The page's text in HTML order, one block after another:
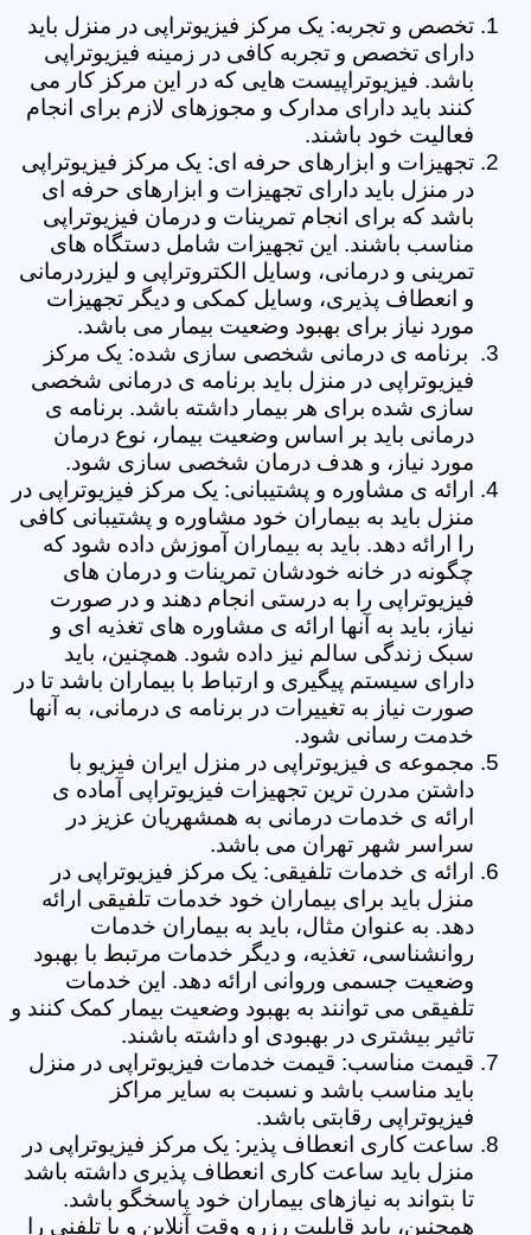
تخصص و تجربه: یک مرکز فیزیوتراپی در منزل باید
دارای تخصص و تجربه کافی در زمینه فیزیوتراپی
باشد. فیزیوتراپیست هایی که در این مرکز کار می
کنند باید دارای مدارک و مجوزهای لازم برای انجام
فعالیت خود باشند.
تجهیزات و ابزارهای حرفه ای: یک مرکز فیزیوتراپی
در منزل باید دارای تجهیزات و ابزارهای حرفه ای
باشد که برای انجام تمرینات و درمان فیزیوتراپی
مناسب باشند. این تجهیزات شامل دستگاه های
تمرینی و درمانی، وسایل الکتروتراپی و لیزردرمانی
و انعطاف پذیری، وسایل کمکی و دیگر تجهیزات
مورد نیاز برای بهبود وضعیت بیمار می باشد.
برنامه ی درمانی شخصی سازی شده: یک مرکز
فیزیوتراپی در منزل باید برنامه ی درمانی شخصی
سازی شده برای هر بیمار داشته باشد. برنامه ی
درمانی باید بر اساس وضعیت بیمار، نوع درمان
مورد نیاز، و هدف درمان شخصی سازی شود.
ارائه ی مشاوره و پشتیبانی: یک مرکز فیزیوتراپی در
منزل باید به بیماران خود مشاوره و پشتیبانی کافی
را ارائه دهد. باید به بیماران آموزش داده شود که
چگونه در خانه خودشان تمرینات و درمان های
فیزیوتراپی را به درستی انجام دهند و در صورت
نیاز، باید به آنها ارائه ی مشاوره های تغذیه ای و
سبک زندگی سالم نیز داده شود. همچنین، باید
دارای سیستم پیگیری و ارتباط با بیماران باشد تا در
صورت نیاز به تغییرات در برنامه ی درمانی، به آنها
خدمت رسانی شود.
مجموعه ی فیزیوتراپی در منزل ایران فیزیو با
داشتن مدرن ترین تجهیزات فیزیوتراپی آماده ی
ارائه ی خدمات درمانی به همشهریان عزیز در
سراسر شهر تهران می باشد.
ارائه ی خدمات تلفیقی: یک مرکز فیزیوتراپی در
منزل باید برای بیماران خود خدمات تلفیقی ارائه
دهد. به عنوان مثال، باید به بیماران خدمات
روانشناسی، تغذیه، و دیگر خدمات مرتبط با بهبود
وضعیت جسمی وروانی ارائه دهد. این خدمات
تلفیقی می توانند به بهبود وضعیت بیمار کمک کنند و
تاثیر بیشتری در بهبودی او داشته باشند.
قیمت مناسب: قیمت خدمات فیزیوتراپی در منزل
باید مناسب باشد و نسبت به سایر مراکز
فیزیوتراپی رقابتی باشد.
ساعت کاری انعطاف پذیر: یک مرکز فیزیوتراپی در
منزل باید ساعت کاری انعطاف پذیری داشته باشد
تا بتواند به نیازهای بیماران خود پاسخگو باشد.
همچنین، باید قابلیت رزرو وقت آنلاین و یا تلفنی را